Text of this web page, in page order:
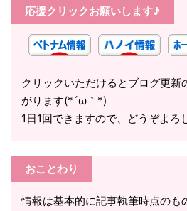
応援クリックお願いします♪
クリックいただけるとブログ更新
がります(*´ω｀*)
1日1回できますので、どうぞよろ
おことわり
情報は基本的に記事執筆時点のも